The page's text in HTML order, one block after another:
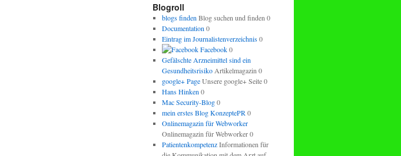
Blogroll
blogs finden Blog suchen und finden 0
Documentation 0
Eintrag im Journalistenverzeichnis0
Facebook0
Gefälschte Arzneimittel sind ein
GesundheitsrisikoArtikelmagazin 0
google+ PageUnsere google+ Seite 0
Hans Hinken 0
Mac Security-Blog0
mein erstes Blog KonzeptePR 0
Onlinemagazin für Webworker
Onlinemagazin für Webworker 0
PatientenkompetenzInformationen für